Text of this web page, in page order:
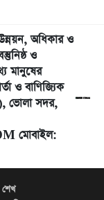
অধিকার ও
ও
মানুষের
ও বাণিজ্যিক
ভোলা সদর,
মোবাইল: